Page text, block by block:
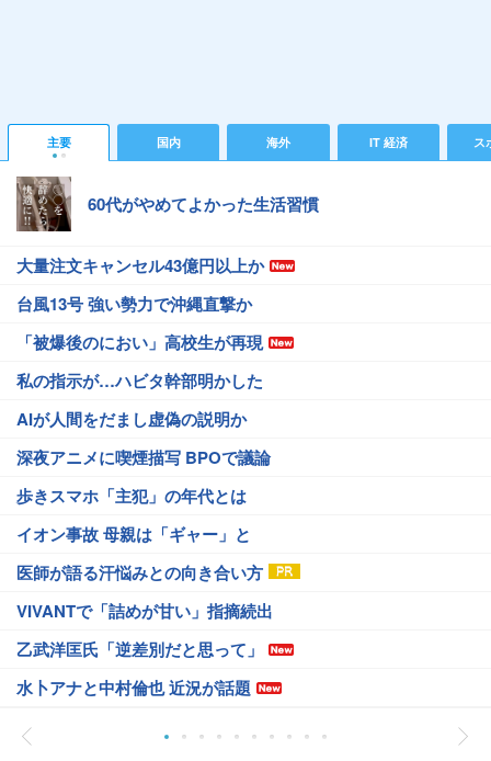
主要 国内 海外 IT 経済 ス
60代がやめてよかった生活習慣
大量注文キャンセル43億円以上か
台風13号 強い勢力で沖縄直撃か
「被爆後のにおい」高校生が再現
私の指示が…ハビタ幹部明かした
AIが人間をだまし虚偽の説明か
深夜アニメに喫煙描写 BPOで議論
歩きスマホ「主犯」の年代とは
イオン事故 母親は「ギャー」と
医師が語る汗悩みとの向き合い方
VIVANTで「詰めが甘い」指摘続出
乙武洋匡氏「逆差別だと思って」
水卜アナと中村倫也 近況が話題